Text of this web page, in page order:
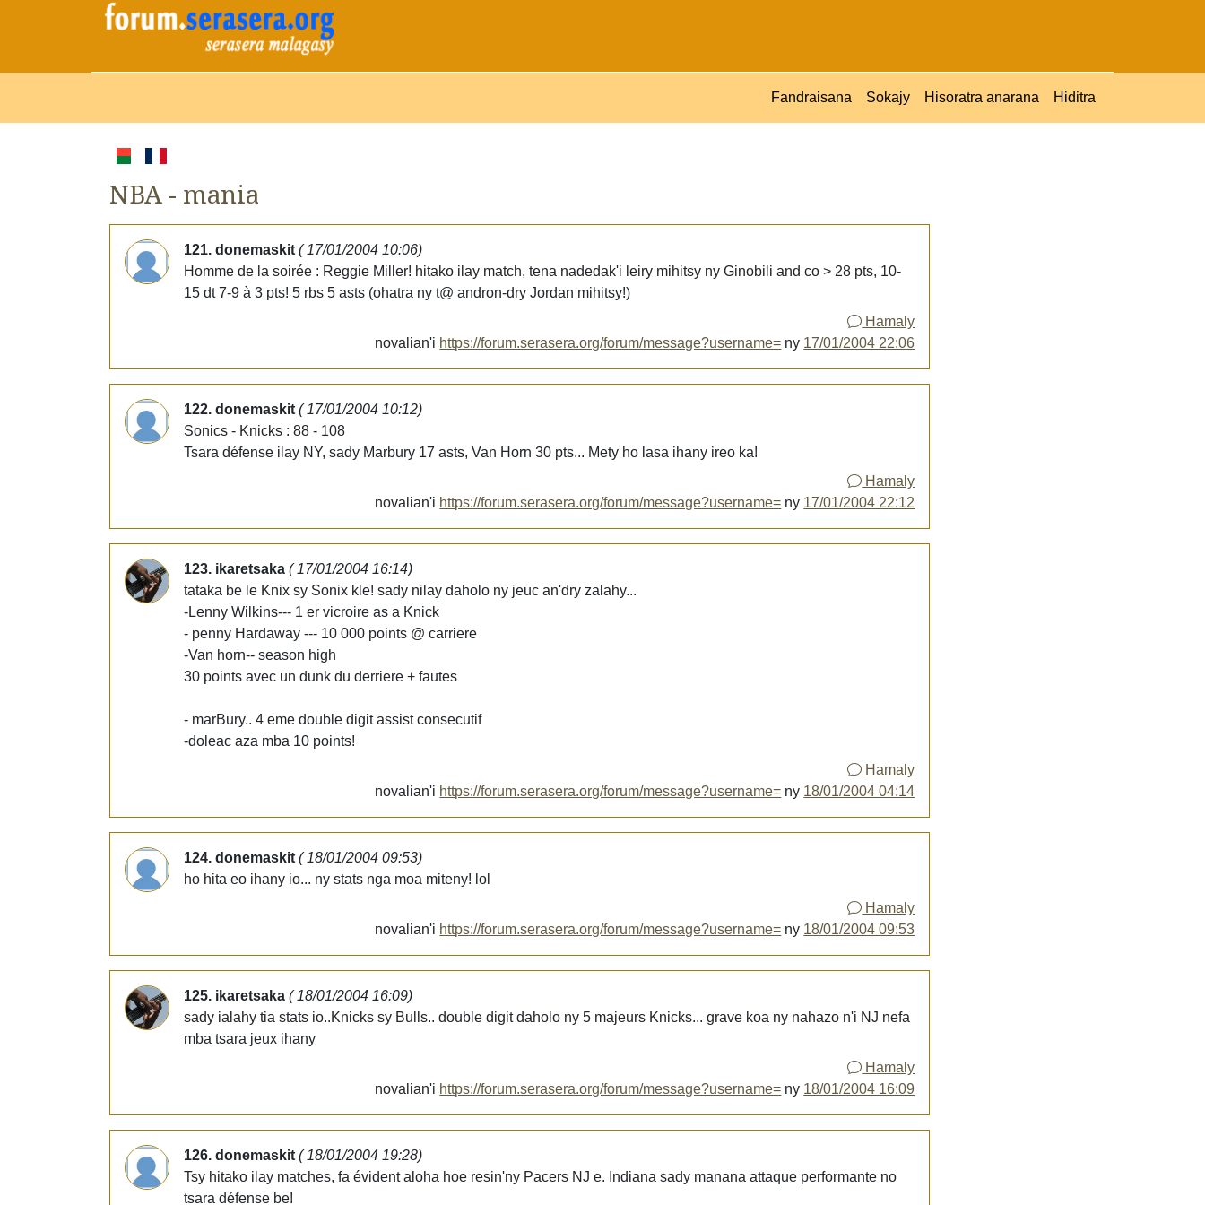
Fandraisana Sokajy Hisoratra anarana Hiditra
NBA - mania
121. donemaskit ( 17/01/2004 10:06)
Homme de la soirée : Reggie Miller! hitako ilay match, tena nadedak'i leiry mihitsy ny Ginobili and co > 28 pts, 10-
15 dt 7-9 à 3 pts! 5 rbs 5 asts (ohatra ny t@ andron-dry Jordan mihitsy!)
Hamaly
novalian'i https://forum.serasera.org/forum/message?username= ny 17/01/2004 22:06
122. donemaskit ( 17/01/2004 10:12)
Sonics - Knicks : 88 - 108
Tsara défense ilay NY, sady Marbury 17 asts, Van Horn 30 pts... Mety ho lasa ihany ireo ka!
Hamaly
novalian'i https://forum.serasera.org/forum/message?username= ny 17/01/2004 22:12
123. ikaretsaka ( 17/01/2004 16:14)
tataka be le Knix sy Sonix kle! sady nilay daholo ny jeuc an'dry zalahy...
-Lenny Wilkins--- 1 er vicroire as a Knick
- penny Hardaway --- 10 000 points @ carriere
-Van horn-- season high
30 points avec un dunk du derriere + fautes
- marBury.. 4 eme double digit assist consecutif
-doleac aza mba 10 points!
Hamaly
novalian'i https://forum.serasera.org/forum/message?username= ny 18/01/2004 04:14
124. donemaskit ( 18/01/2004 09:53)
ho hita eo ihany io... ny stats nga moa miteny! lol
Hamaly
novalian'i https://forum.serasera.org/forum/message?username= ny 18/01/2004 09:53
125. ikaretsaka ( 18/01/2004 16:09)
sady ialahy tia stats io..Knicks sy Bulls.. double digit daholo ny 5 majeurs Knicks... grave koa ny nahazo n'i NJ nefa
mba tsara jeux ihany
Hamaly
novalian'i https://forum.serasera.org/forum/message?username= ny 18/01/2004 16:09
126. donemaskit ( 18/01/2004 19:28)
Tsy hitako ilay matches, fa évident aloha hoe resin'ny Pacers NJ e. Indiana sady manana attaque performante no
tsara défense be!